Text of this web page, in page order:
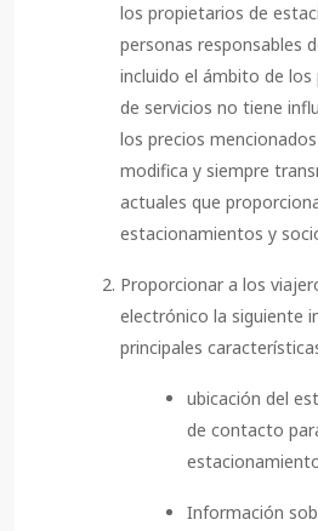
los propietarios de
personas responsables
incluido el ámbito de los
de servicios no tiene
los precios
modifica y siempre
actuales que
estacionamientos y
Proporcionar a los
electrónico la siguiente
principales
ubicación del
de contacto
Información